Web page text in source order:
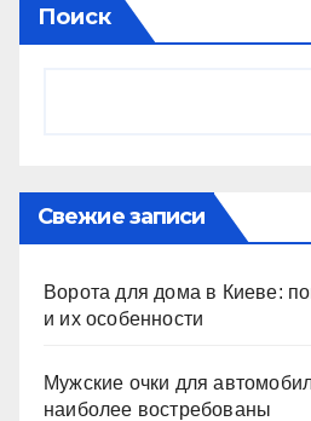
Поиск
Свежие записи
Ворота для дома в Киеве:
и их особенности
Мужские очки для
наиболее востребованы